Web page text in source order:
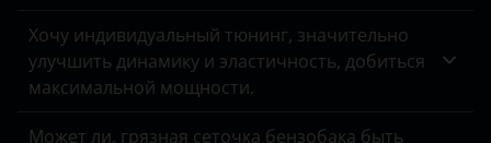
MINI
Mitsubishi
Nissan
Хочу индивидуальный тюнинг, значительно
улучшить динамику и эластичность, добиться
максимальной мощности.
Может ли, грязная сеточка бензобака быть